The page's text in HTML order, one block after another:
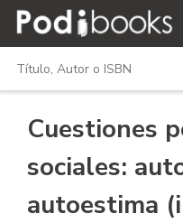
Cuestiones
sociales:
autoestima